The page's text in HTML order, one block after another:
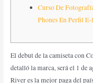
Curso De
Phones En Perfil
El debut de la camiseta con
detalló la marca, será el 1 de
River es la mejor paga del